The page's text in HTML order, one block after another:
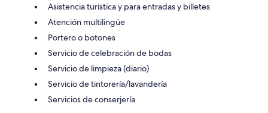
Asistencia turística y para entradas y billetes
Atención multilingüe
Portero o botones
Servicio de celebración de bodas
Servicio de limpieza (diario)
Servicio de tintorería/lavandería
Servicios de conserjería